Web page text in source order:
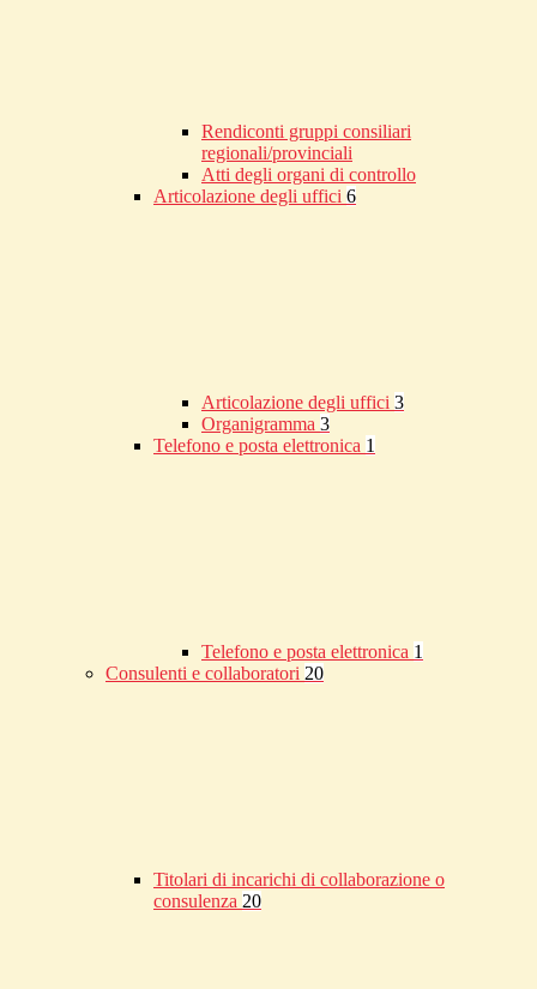
Rendiconti gruppi consiliari
regionali/provinciali
Atti degli organi di controllo
Articolazione degli uffici 6
Articolazione degli uffici 3
Organigramma 3
Telefono e posta elettronica 1
Telefono e posta elettronica 1
Consulenti e collaboratori 20
Titolari di incarichi di collaborazione o
consulenza 20